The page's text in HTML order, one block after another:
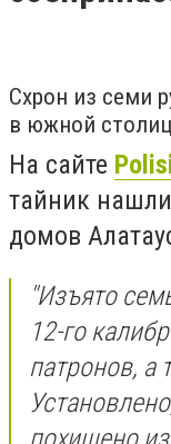
Схрон из семи
в южной
На сайте
тайник нашли
домов
"Изъято
12-го
патронов, а